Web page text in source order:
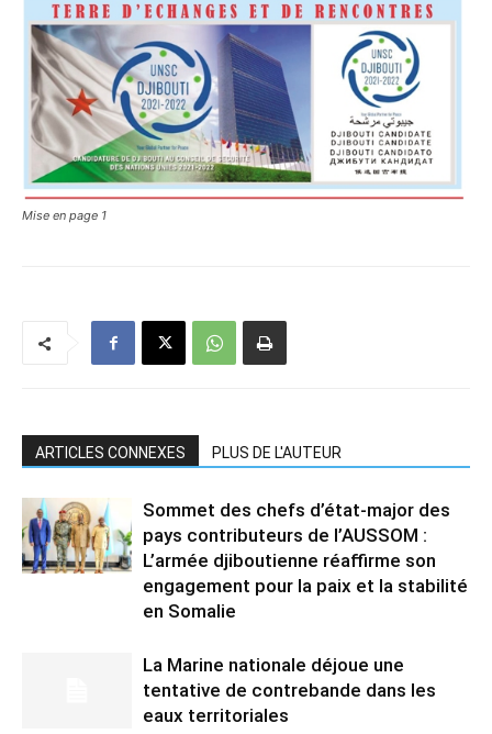
Mise en page 1
ARTICLES CONNEXES PLUS DE L'AUTEUR
Sommet des chefs d’état-major des
pays contributeurs de l’AUSSOM :
L’armée djiboutienne réaffirme son
engagement pour la paix et la stabilité
en Somalie
La Marine nationale déjoue une
tentative de contrebande dans les
eaux territoriales